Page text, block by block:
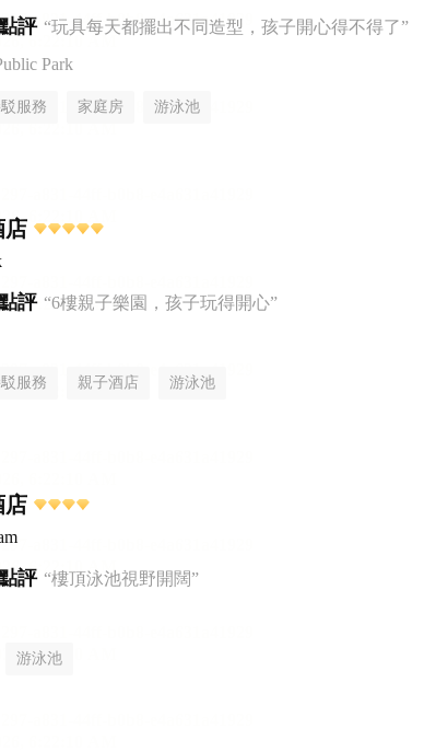
評 “玩具每天都擺出不同造型，孩子開心得不得了”
Park
服務 家庭房 游泳池
店
評 “6樓親子樂園，孩子玩得開心”
服務 親子酒店 游泳池
店
評 “樓頂泳池視野開闊”
游泳池